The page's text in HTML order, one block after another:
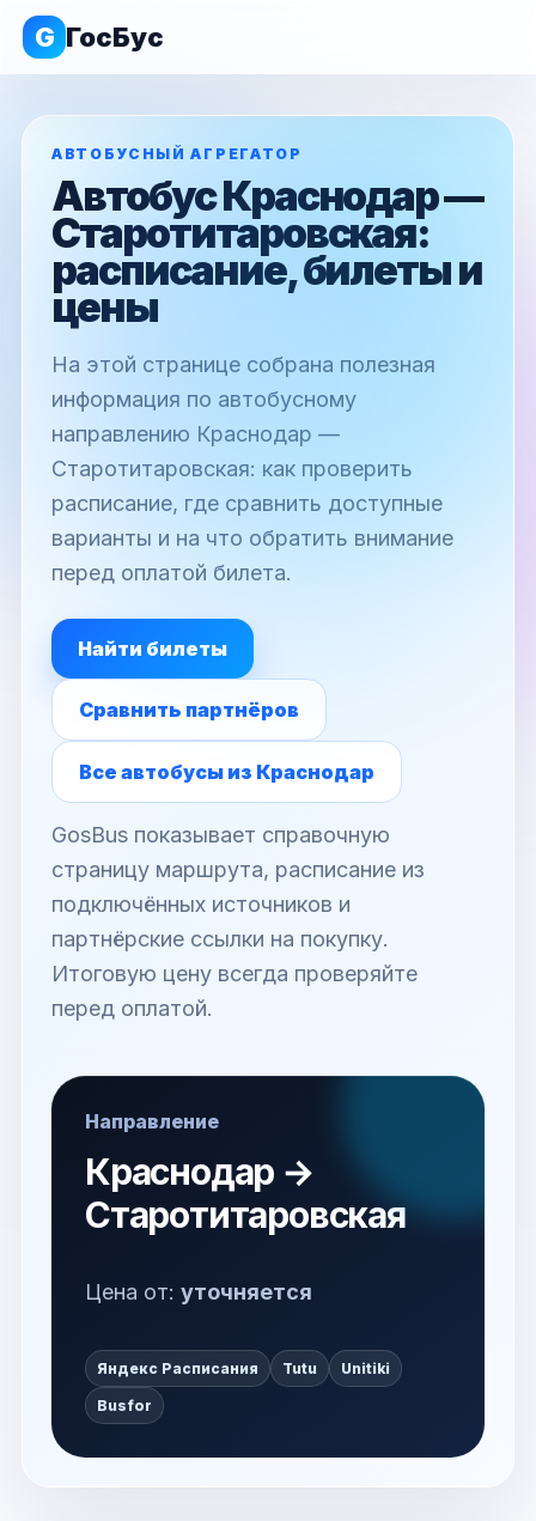
G ГосБус
АВТОБУСНЫЙ АГРЕГАТОР
Автобус Краснодар —
Старотитаровская:
расписание, билеты и
цены
На этой странице собрана полезная
информация по автобусному
направлению Краснодар —
Старотитаровская: как проверить
расписание, где сравнить доступные
варианты и на что обратить внимание
перед оплатой билета.
Найти билеты
Сравнить партнёров
Все автобусы из Краснодар
GosBus показывает справочную
страницу маршрута, расписание из
подключённых источников и
партнёрские ссылки на покупку.
Итоговую цену всегда проверяйте
перед оплатой.
Направление
Краснодар →
Старотитаровская
Цена от: уточняется
Яндекс Расписания Tutu Unitiki
Busfor